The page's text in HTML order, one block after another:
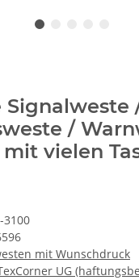
Signalweste
/
mit vielen
3100
mit Wunschdruck
UG